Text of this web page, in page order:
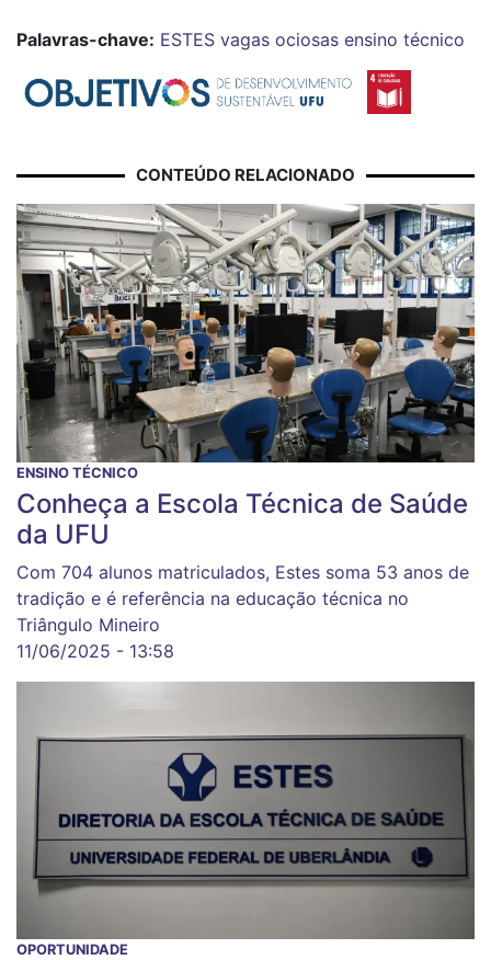
Palavras-chave: ESTES vagas ociosas ensino técnico
CONTEÚDO RELACIONADO
ENSINO TÉCNICO
Conheça a Escola Técnica de Saúde
da UFU
Com 704 alunos matriculados, Estes soma 53 anos de
tradição e é referência na educação técnica no
Triângulo Mineiro
11/06/2025 - 13:58
OPORTUNIDADE